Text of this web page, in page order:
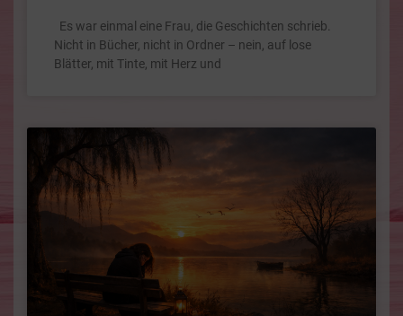
Es war einmal eine Frau, die Geschichten schrieb.
Nicht in Bücher, nicht in Ordner – nein, auf lose
Blätter, mit Tinte, mit Herz und